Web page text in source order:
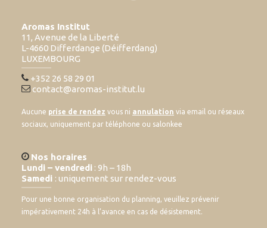
Aromas Institut
11, Avenue de la Liberté
L-4660 Differdange (Déifferdang)
LUXEMBOURG
+352 26 58 29 01
contact@aromas-institut.lu
Aucune prise de rendez vous ni annulation via email ou réseaux
sociaux, uniquement par téléphone ou salonkee
Nos horaires
Lundi – vendredi : 9h – 18h
Samedi : uniquement sur rendez-vous
Pour une bonne organisation du planning, veuillez prévenir
impérativement 24h à l’avance en cas de désistement.